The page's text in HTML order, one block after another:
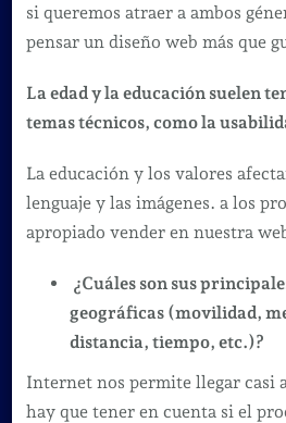
si queremos atraer a ambos
pensar un diseño web más que
La edad y la educación suelen
temas técnicos, como la
La educación y los valores
lenguaje y las imágenes. a los
apropiado vender en nuestra
¿Cuáles son sus
geográficas (movilidad,
distancia, tiempo, etc.)?
Internet nos permite llegar casi
hay que tener en cuenta si el